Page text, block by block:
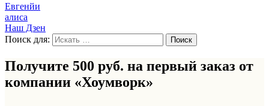
Евгенйи
алиса
Наш Дзен
Поиск для:
Получите 500 руб. на первый заказ от
компании «Хоумворк»